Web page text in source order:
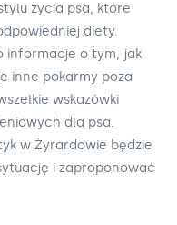
życia psa, które
diety.
informacje o tym, jak
inne pokarmy poza
wskazówki
dla psa.
w Żyrardowie będzie
i zaproponować